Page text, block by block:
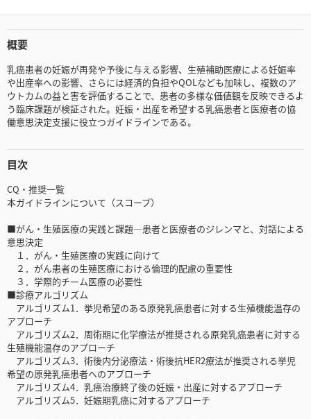
概要
乳癌患者の妊娠が再発や予後に与える影響、生殖補助医療による妊娠率
や出産率への影響、さらには経済的負担やQOLなども加味し、複数のア
ウトカムの益と害を評価することで、患者の多様な価値観を反映できるよ
う臨床課題が検証された。妊娠・出産を希望する乳癌患者と医療者の協
働意思決定支援に役立つガイドラインである。
目次
CQ・推奨一覧
本ガイドラインについて（スコープ）
■がん・生殖医療の実践と課題―患者と医療者のジレンマと、対話による
意思決定
１．がん・生殖医療の実践に向けて
２．がん患者の生殖医療における倫理的配慮の重要性
３．学際的チーム医療の必要性
■診療アルゴリズム
アルゴリズム1．挙児希望のある原発乳癌患者に対する生殖機能温存の
アプローチ
アルゴリズム2．周術期に化学療法が推奨される原発乳癌患者に対する
生殖機能温存のアプローチ
アルゴリズム3．術後内分泌療法・術後抗HER2療法が推奨される挙児
希望の原発乳癌患者へのアプローチ
アルゴリズム4．乳癌治療終了後の妊娠・出産に対するアプローチ
アルゴリズム5．妊娠期乳癌に対するアプローチ